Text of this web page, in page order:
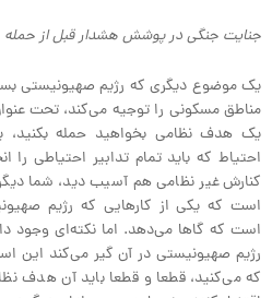
جنایت جنگی در پوشش هشدار قبل از حمله
یک موضوع دیگری که رژیم صهیونیستی
مناطق مسکونی را توجیه می‌کند، تحت
یک هدف نظامی بخواهید حمله
احتیاط که باید تمام تدابیر احتیاطی
کنارش غیر نظامی هم آسیب دید، شما
است که یکی از کارهایی که رژیم
است که گاها می‌دهد. اما نکته‌ای وجود
رژیم صهیونیستی در آن گیر می‌کند این
که می‌کنید، قطعا و قطعا باید آن هدف